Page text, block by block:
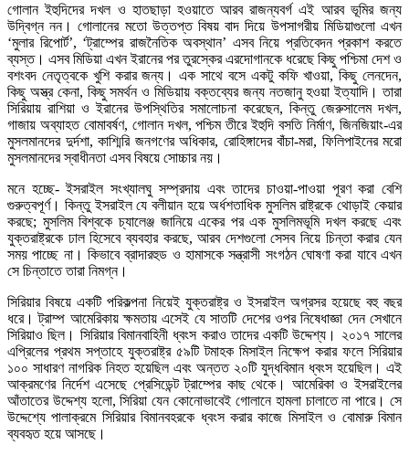
গোলান ইহুদিদের দখল ও হাতছাড়া হওয়াতে আরব রাজন্যবর্গ এই আরব ভূমির জন্য
উদ্বিগ্ন নন। গোলানের মতো উত্তপ্ত বিষয় বাদ দিয়ে উপসাগরীয় মিডিয়াগুলো এখন
‘মুলার রিপোর্ট’, ‘ট্রাম্পের রাজনৈতিক অবস্থান’ এসব নিয়ে প্রতিবেদন প্রকাশ করতে
ব্যস্ত। এসব মিডিয়া এখন ইরানের পর তুরস্কের এরদোগানকে ধরেছে কিছু পশ্চিমা দেশ ও
বশংবদ নেতৃত্বকে খুশি করার জন্য। এক সাথে বসে একটু কফি খাওয়া, কিছু লেনদেন,
কিছু অস্ত্র কেনা, কিছু সমর্থন ও মিডিয়ায় বক্তব্যের জন্য নতজানু হওয়া ইত্যাদি। তারা
সিরিয়ায় রাশিয়া ও ইরানের উপস্থিতির সমালোচনা করেছেন, কিন্তু জেরুসালেম দখল,
গাজায় অব্যাহত বোমাবর্ষণ, গোলান দখল, পশ্চিম তীরে ইহুদি বসতি নির্মাণ, জিনজিয়াং-এর
মুসলমানদের দুর্দশা, কাশ্মিরি জনগণের অধিকার, রোহিঙ্গাদের বাঁচা-মরা, ফিলিপাইনের মরো
মুসলমানদের স্বাধীনতা এসব বিষয়ে সোচ্চার নয়।
মনে হচ্ছে- ইসরাইল সংখ্যালঘু সম্প্রদায় এবং তাদের চাওয়া-পাওয়া পূরণ করা বেশি
গুরুত্বপূর্ণ। কিন্তু ইসরাইল যে বলীয়ান হয়ে অর্ধশতাধিক মুসলিম রাষ্ট্রকে থোড়াই কেয়ার
করছে; মুসলিম বিশ্বকে চ্যালেঞ্জ জানিয়ে একের পর এক মুসলিমভূমি দখল করছে এবং
যুক্তরাষ্ট্রকে ঢাল হিসেবে ব্যবহার করছে, আরব দেশগুলো সেসব নিয়ে চিন্তা করার যেন
সময় পাচ্ছে না। কিভাবে ব্রাদারহুড ও হামাসকে সন্ত্রাসী সংগঠন ঘোষণা করা যাবে এখন
সে চিন্তাতে তারা নিমগ্ন।
সিরিয়ার বিষয়ে একটি পরিকল্পনা নিয়েই যুক্তরাষ্ট্র ও ইসরাইল অগ্রসর হয়েছে বহু বছর
ধরে। ট্রাম্প আমেরিকায় ক্ষমতায় এসেই যে সাতটি দেশের ওপর নিষেধাজ্ঞা দেন সেখানে
সিরিয়াও ছিল। সিরিয়ার বিমানবাহিনী ধ্বংস করাও তাদের একটি উদ্দেশ্য। ২০১৭ সালের
এপ্রিলের প্রথম সপ্তাহে যুক্তরাষ্ট্র ৫৯টি টমাহক মিসাইল নিক্ষেপ করার ফলে সিরিয়ার
১০০ সাধারণ নাগরিক নিহত হয়েছিল এবং অন্তত ২০টি যুদ্ধবিমান ধ্বংস হয়েছিল। এই
আক্রমণের নির্দেশ এসেছে প্রেসিডেন্ট ট্রাম্পের কাছ থেকে। আমেরিকা ও ইসরাইলের
আঁতাতের উদ্দেশ্য হলো, সিরিয়া যেন কোনোভাবেই গোলানে হামলা চালাতে না পারে। সে
উদ্দেশ্যে পালাক্রমে সিরিয়ার বিমানবহরকে ধ্বংস করার কাজে মিসাইল ও বোমারু বিমান
ব্যবহৃত হয়ে আসছে।